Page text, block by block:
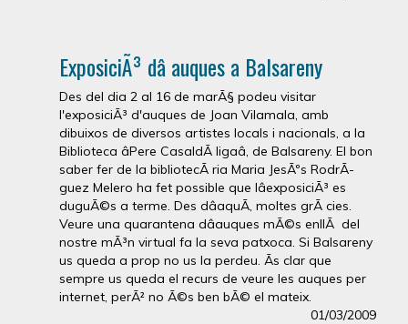
ExposiciÃ³ dâ auques a Balsareny
Des del dia 2 al 16 de marÃ§ podeu visitar
l'exposiciÃ³ d'auques de Joan Vilamala, amb
dibuixos de diversos artistes locals i nacionals, a la
Biblioteca âPere CasaldÃ ligaâ, de Balsareny. El bon
saber fer de la bibliotecÃ ria Maria JesÃºs RodrÃ­
guez Melero ha fet possible que lâexposiciÃ³ es
duguÃ©s a terme. Des dâaquÃ­, moltes grÃ cies.
Veure una quarantena dâauques mÃ©s enllÃ del
nostre mÃ³n virtual fa la seva patxoca. Si Balsareny
us queda a prop no us la perdeu. Ãs clar que
sempre us queda el recurs de veure les auques per
internet, perÃ² no Ã©s ben bÃ© el mateix.
01/03/2009